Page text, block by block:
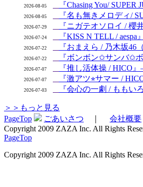
2026-08-05 『Chasing You/
2026-08-05 『名も無きメロディ/
2026-07-29 『ニガテオソロイ / 櫻
2026-07-24 『KISS N TELL /
2026-07-22 『おまえら / 乃木坂
2026-07-22 『ボンボン✩サンバ✩
2026-07-07 『推し活体操 / HICO
2026-07-07 『激アツ⭐︎サマー /
2026-07-03 『会心の一劇 / ももい
＞＞もっと見る
PageTop
ごあいさつ 会社概要
Copyright 2009 ZAZA Inc. All Rights
PageTop
Copyright 2009 ZAZA Inc. All Rights